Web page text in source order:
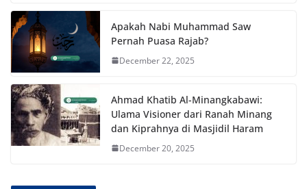
Apakah Nabi Muhammad Saw
Pernah Puasa Rajab?
December 22, 2025
Ahmad Khatib Al-Minangkabawi:
Ulama Visioner dari Ranah Minang
dan Kiprahnya di Masjidil Haram
December 20, 2025